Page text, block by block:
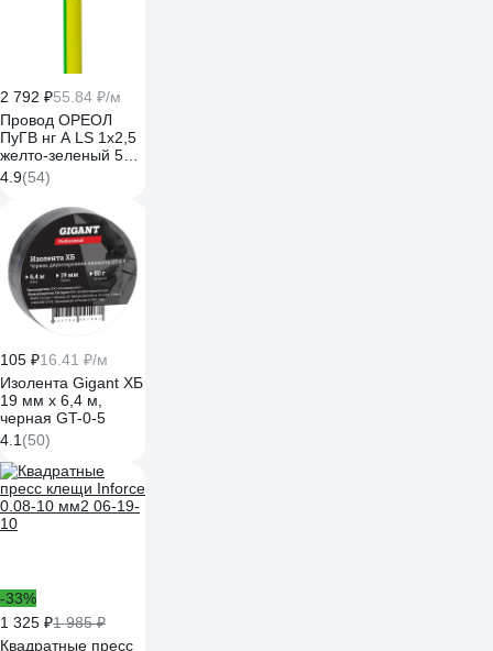
2 792 ₽55.84 ₽/м
Провод ОРЕОЛ
ПуГВ нг А LS 1х2,5
желто-зеленый 50м
00-00003430
4.9(54)
105 ₽16.41 ₽/м
Изолента Gigant ХБ
19 мм х 6,4 м,
черная GT-0-5
4.1 (50)
-33%
1 325 ₽1 985 ₽
Квадратные пресс